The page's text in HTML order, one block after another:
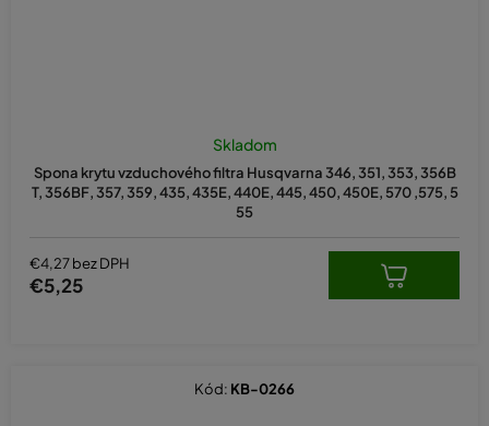
Spona krytu vzduchového filtra Husqvarna 346, 351, 353, 356B
T, 356BF, 357, 359, 435, 435E, 440E, 445, 450, 450E, 570 ,575, 5
55
Skladom
€4,27 bez DPH
€5,25
Kód: KB-0266